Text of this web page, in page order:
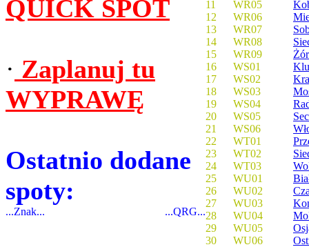
QUICK SPOT
· Zaplanuj tu
WYPRAWĘ
Ostatnio dodane
spoty:
...Znak... ...QRG...
11
WR05
12
WR06
13
WR07
14
WR08
15
WR09
16
WS01
17
WS02
18
WS03
19
WS04
20
WS05
21
WS06
22
WT01
23
WT02
24
WT03
25
WU01
26
WU02
27
WU03
28
WU04
29
WU05
30
WU06